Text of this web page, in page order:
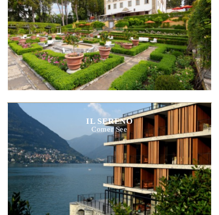
IL SERENO
Comer See